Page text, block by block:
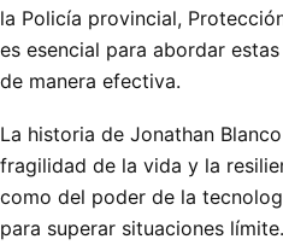
la Policía provincial,
es esencial para abordar
de manera efectiva.
La historia de Jonathan
fragilidad de la vida y la
como del poder de la
para superar situaciones límite.